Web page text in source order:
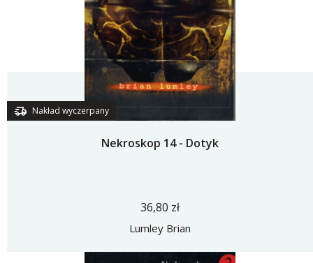
Nakład wyczerpany
Nekroskop 14 - Dotyk
36,80 zł
Lumley Brian